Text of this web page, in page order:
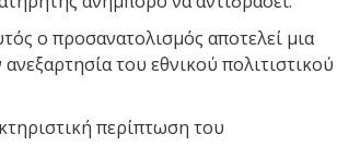
ο προσανατολισμός αποτελεί μια
του εθνικού πολιτιστικού
περίπτωση του